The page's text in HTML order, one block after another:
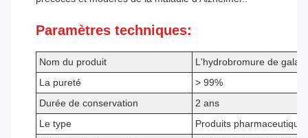
Paramètres techniques:
Nom du produit
L'hydrobromure de
La pureté
> 99%
Durée de conservation
2 ans
Le type
Produits